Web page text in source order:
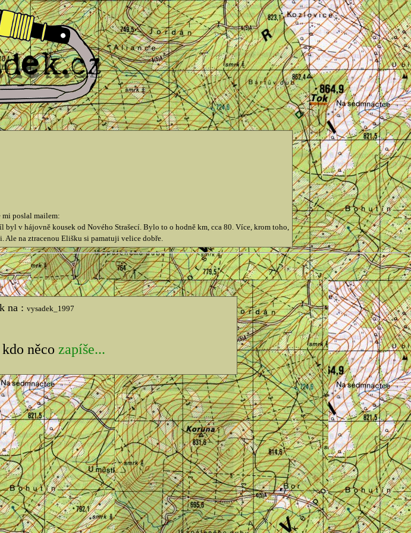
poslal mailem:
v hájovně kousek od Nového Strašecí. Bylo to o hodně km, cca 80. Více, krom toho,
Ale na ztracenou Elišku si pamatuji velice dobře.